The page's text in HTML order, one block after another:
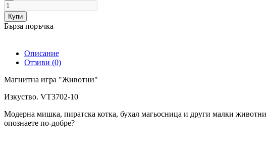
Купи
Бърза поръчка
Описание
Отзиви (0)
Магнитна игра "Животни"
Изкуство. VT3702-10
Модерна мишка, пиратска котка, бухал магьосница и други малки
опознаете по-добре?